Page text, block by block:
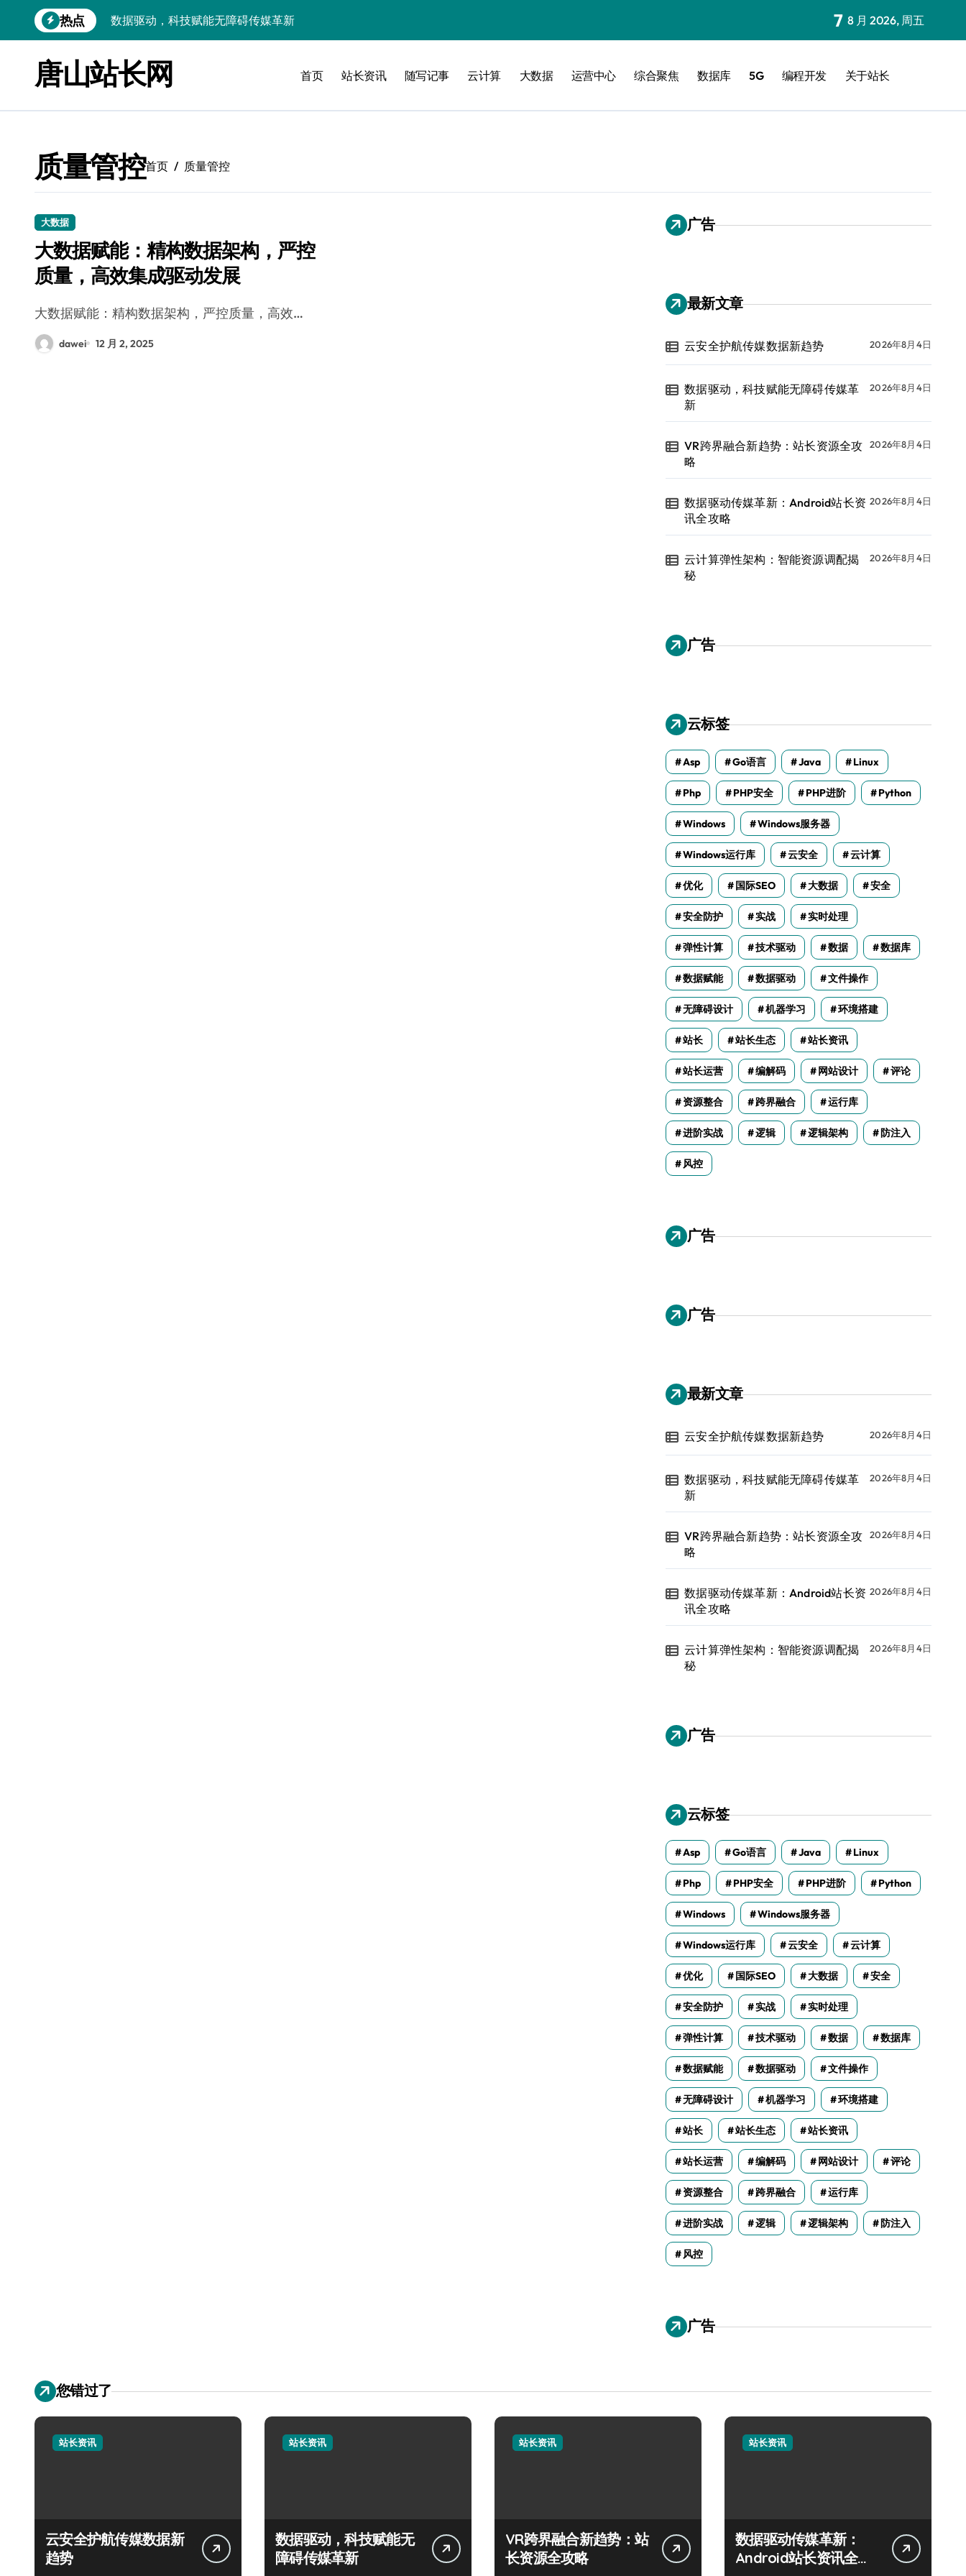
到
热点
数据驱动，科技赋能无障碍传媒革新
数据驱动传媒革新：Android站长资讯全攻略
云计算弹性架构：智能资源调配揭秘
弹性计算架构下云客户端优化实践
数据驱动下的传媒生态量子跃迁
数据驱动创新：科技赋能传媒增长
云安全护航传媒数据新趋势
7 8 月 2026, 周五
唐山站长网 首页 站长资讯 随写记事 云计算 大数据 运营中心 综合聚焦 数据库 5G 编程开发 关于站长
质量管控首页 质量管控
大数据
大数据赋能：精构数据架构，严控
质量，高效集成驱动发展
大数据赋能：精构数据架构，严控质量，高效…
dawei 12 月 2, 2025
广告
最新文章
云安全护航传媒数据新趋势 2026年8月4日
数据驱动，科技赋能无障碍传媒革
新
2026年8月4日
VR跨界融合新趋势：站长资源全攻
略
2026年8月4日
数据驱动传媒革新：Android站长资
讯全攻略
2026年8月4日
云计算弹性架构：智能资源调配揭
秘
2026年8月4日
广告
云标签
Asp Go语言 Java Linux
Php PHP安全 PHP进阶 Python
Windows Windows服务器
Windows运行库 云安全 云计算
优化 国际SEO 大数据 安全
安全防护 实战 实时处理
弹性计算 技术驱动 数据 数据库
数据赋能 数据驱动 文件操作
无障碍设计 机器学习 环境搭建
站长 站长生态 站长资讯
站长运营 编解码 网站设计 评论
资源整合 跨界融合 运行库
进阶实战 逻辑 逻辑架构 防注入
风控
广告
广告
最新文章
云安全护航传媒数据新趋势 2026年8月4日
数据驱动，科技赋能无障碍传媒革
新
2026年8月4日
VR跨界融合新趋势：站长资源全攻
略
2026年8月4日
数据驱动传媒革新：Android站长资
讯全攻略
2026年8月4日
云计算弹性架构：智能资源调配揭
秘
2026年8月4日
广告
云标签
Asp Go语言 Java Linux
Php PHP安全 PHP进阶 Python
Windows Windows服务器
Windows运行库 云安全 云计算
优化 国际SEO 大数据 安全
安全防护 实战 实时处理
弹性计算 技术驱动 数据 数据库
数据赋能 数据驱动 文件操作
无障碍设计 机器学习 环境搭建
站长 站长生态 站长资讯
站长运营 编解码 网站设计 评论
资源整合 跨界融合 运行库
进阶实战 逻辑 逻辑架构 防注入
风控
广告
您错过了
站长资讯
云安全护航传媒数据新
趋势
站长资讯
数据驱动，科技赋能无
障碍传媒革新
站长资讯
VR跨界融合新趋势：站
长资源全攻略
站长资讯
数据驱动传媒革新：
Android站长资讯全攻